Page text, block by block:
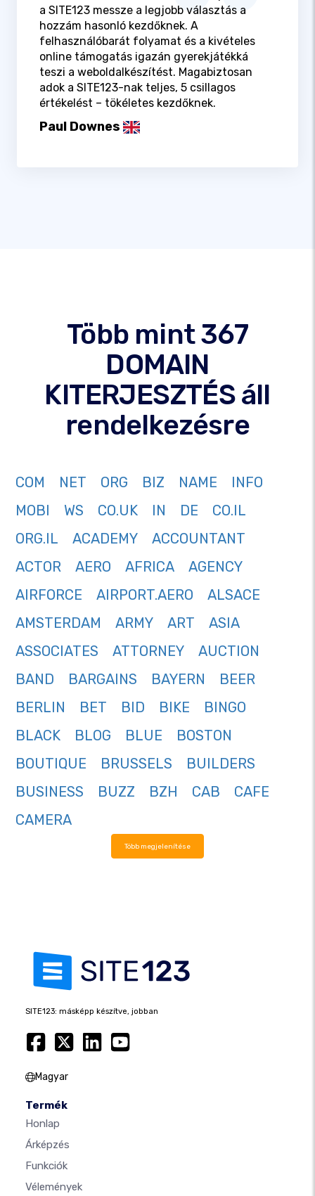
a SITE123 messze a legjobb választás a
hozzám hasonló kezdőknek. A
felhasználóbarát folyamat és a kivételes
online támogatás igazán gyerekjátékká
teszi a weboldalkészítést. Magabiztosan
adok a SITE123-nak teljes, 5 csillagos
értékelést – tökéletes kezdőknek.
Paul Downes
Több mint 367
DOMAIN
KITERJESZTÉS áll
rendelkezésre
COM NET ORG BIZ NAME
INFO
MOBI
WS CO.UK IN DE
CO.IL
ORG.IL
ACADEMY
ACCOUNTANT
ACTOR
AERO AFRICA
AGENCY
AIRFORCE
AIRPORT.AERO
ALSACE
AMSTERDAM
ARMY ART
ASIA
ASSOCIATES
ATTORNEY
AUCTION
BAND
BARGAINS BAYERN
BEER
BERLIN
BET BID BIKE
BINGO
BLACK
BLOG BLUE
BOSTON
BOUTIQUE
BRUSSELS
BUILDERS
BUSINESS
BUZZ BZH CAB
CAFE
CAMERA
Több megjelenítése
SITE123: másképp készítve, jobban
Magyar
Termék
Honlap
Árképzés
Funkciók
Vélemények